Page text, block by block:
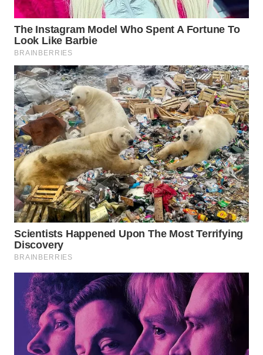
WN
CIREBON
WN
INDRAMAYU
WN
KUNINGAN
WN
MAJALENGKA
WN
SUBANG
WN
SUKABUMI
WN
PURWAKARTA
WN
PRIANGAN